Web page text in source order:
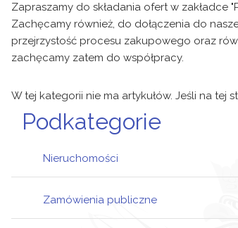
Zapraszamy do składania ofert w
Zachęcamy również, do dołączenia do
przejrzystość procesu zakupowego oraz
zachęcamy zatem do współpracy.
W tej kategorii nie ma artykułów. Jeśli na tej
Podkategorie
Nieruchomości
Lokale i inne obiekty
Zamówienia publiczne